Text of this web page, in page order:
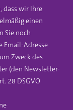
dass wir Ihre
einen
Sie noch
Email-Adresse
Zweck des
(den Newsletter-
28 DSGVO